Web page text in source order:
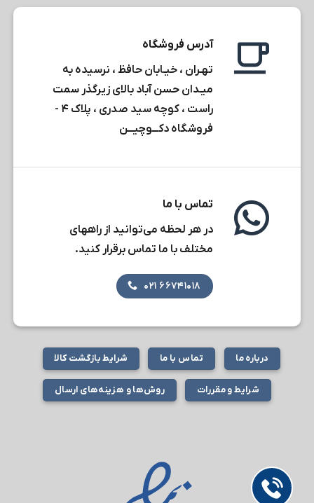
آدرس فروشگاه
تهـران ، خیـابان حافظ ، نرسیده به
میـدان حسن آباد بالای زیرگذر سمت
راست ، کوچه سید صدری ، پلاک ۴ -
فروشگاه دکـــوچیـــن
تماس با ما
در هر لحظه می‌توانید از راههای
مختلف با ما تماس برقرار کنید.
۶۶۷۴۱۰۱۸ ۰۲۱
درباره ما تماس با ما شرایط بازگشت کالا
شرایط و مقررات روش‌ها و هزینه‌های ارسال